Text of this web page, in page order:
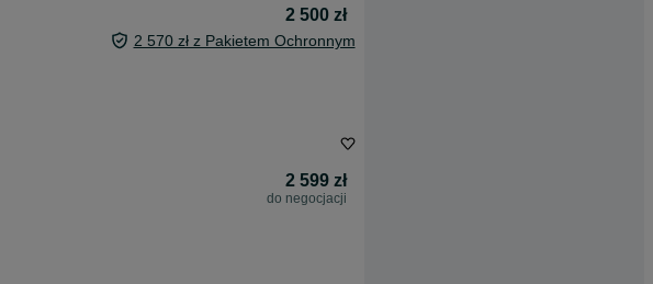
2 500 zł
2 570 zł z Pakietem Ochronnym
2 599 zł
do negocjacji